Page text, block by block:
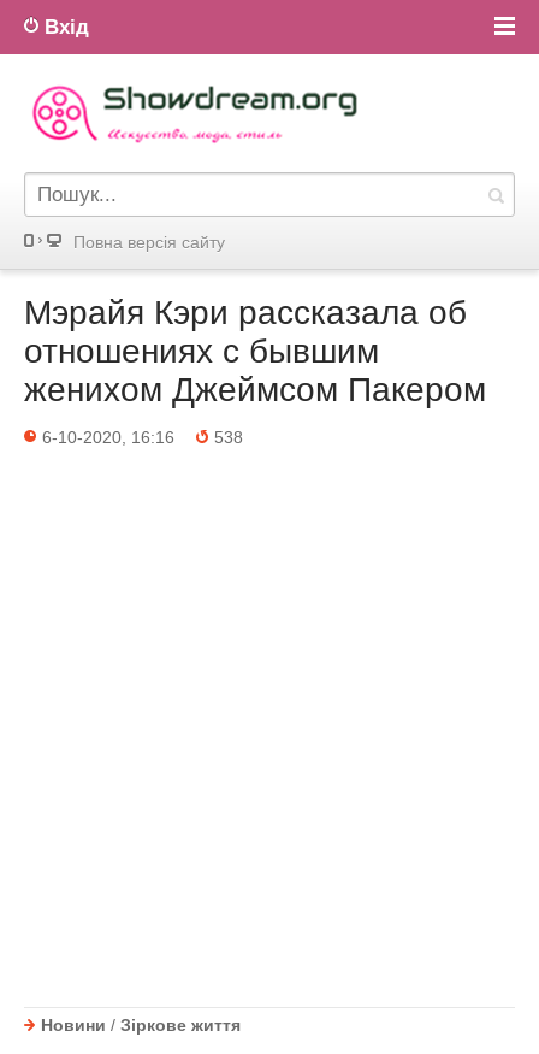
Вхід
Повна версiя сайту
Мэрайя Кэри рассказала об
отношениях с бывшим
женихом Джеймсом Пакером
6-10-2020, 16:16 538
Новини / Зіркове життя